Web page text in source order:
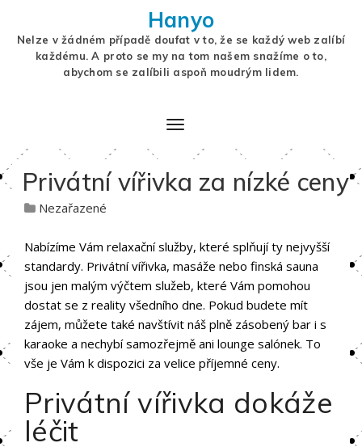
Hanyo
Nelze v žádném případě doufat v to, že se každý web zalíbí
každému. A proto se my na tom našem snažíme o to,
abychom se zalíbili aspoň moudrým lidem.
Privátní vířivka za nízké ceny
Nezařazené
Nabízíme Vám relaxační služby, které splňují ty nejvyšší
standardy. Privátní vířivka, masáže nebo finská sauna
jsou jen malým výčtem služeb, které Vám pomohou
dostat se z reality všedního dne. Pokud budete mít
zájem, můžete také navštívit náš plně zásobený bar i s
karaoke a nechybí samozřejmě ani lounge salónek. To
vše je Vám k dispozici za velice příjemné ceny.
Privátní vířivka dokáže
léčit